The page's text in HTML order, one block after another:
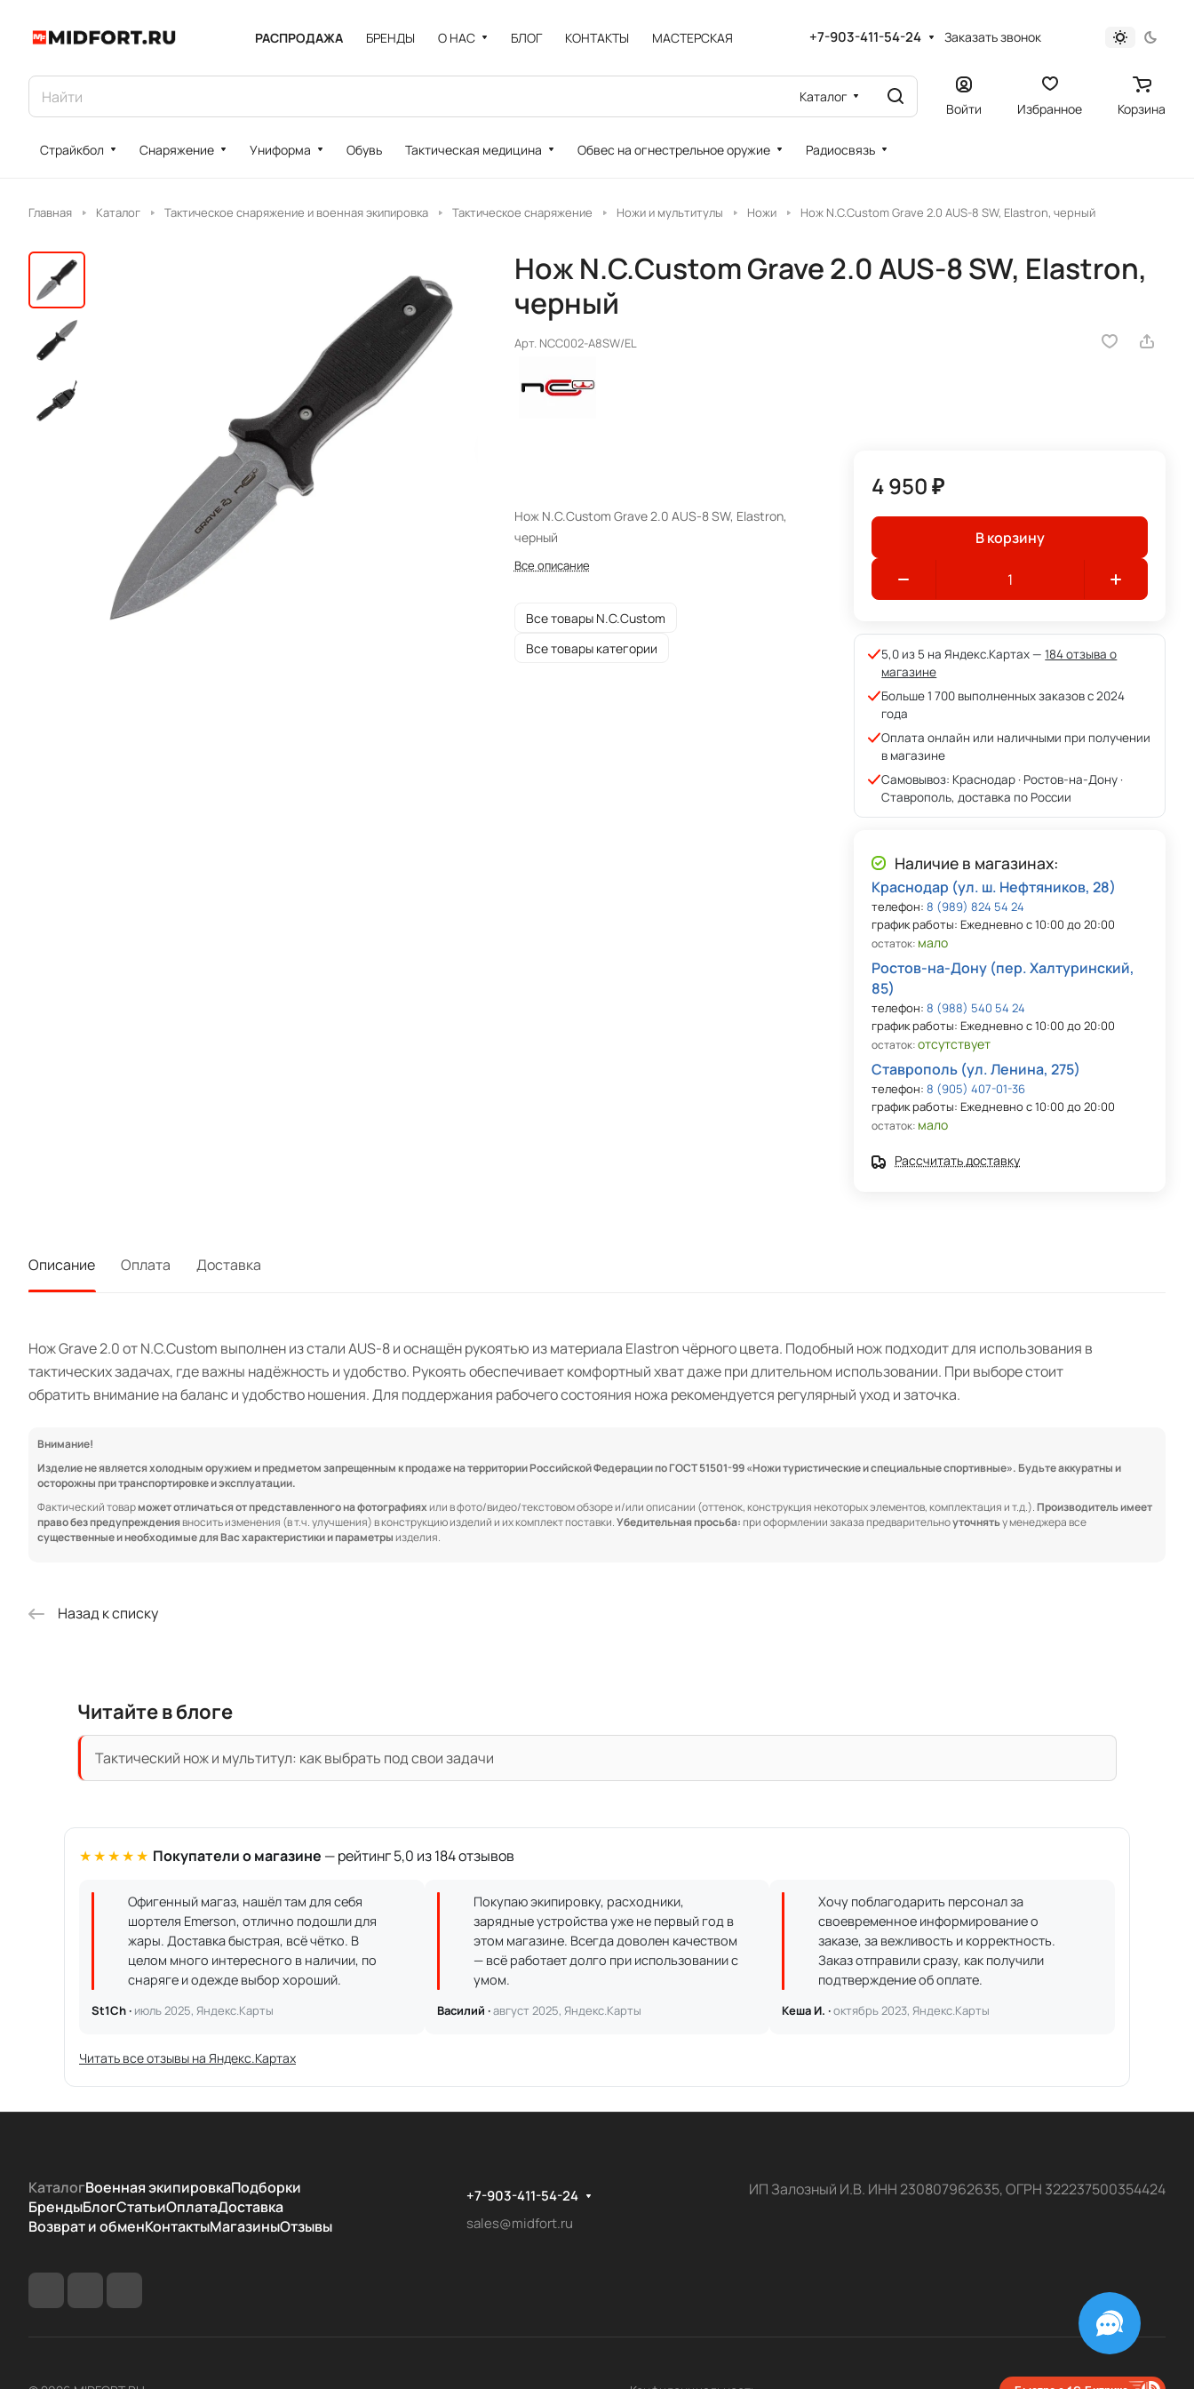
РАСПРОДАЖА БРЕНДЫ О НАС БЛОГ КОНТАКТЫ МАСТЕРСКАЯ +7-903-411-54-24 Заказать звонок
Каталог
Войти Избранное Корзина
Страйкбол Снаряжение Униформа Обувь Тактическая медицина Обвес на огнестрельное оружие Радиосвязь
Главная Каталог Тактическое снаряжение и военная экипировка Тактическое снаряжение Ножи и мультитулы Ножи Нож N.C.Custom Grave 2.0 AUS-8 SW, Elastron, черный
Нож N.C.Custom Grave 2.0 AUS-8 SW, Elastron,
черный
Арт. NCC002-A8SW/EL
Нож N.C.Custom Grave 2.0 AUS-8 SW, Elastron,
черный
Все описание
Все товары N.C.Custom
Все товары категории
4 950 ₽
В корзину
5,0 из 5 на Яндекс.Картах —184 отзыва о
магазине
Больше 1 700 выполненных заказов с 2024
года
Оплата онлайн или наличными при получении
в магазине
Самовывоз: Краснодар · Ростов-на-Дону ·
Ставрополь, доставка по России
Наличие в магазинах:
Краснодар (ул. ш. Нефтяников, 28)
телефон:8 (989) 824 54 24
график работы: Ежедневно с 10:00 до 20:00
остаток: мало
Ростов-на-Дону (пер. Халтуринский,
85)
телефон:8 (988) 540 54 24
график работы: Ежедневно с 10:00 до 20:00
остаток:отсутствует
Ставрополь (ул. Ленина, 275)
телефон:8 (905) 407-01-36
график работы: Ежедневно с 10:00 до 20:00
остаток: мало
Рассчитать доставку
Описание Оплата Доставка
Нож Grave 2.0 от N.C.Custom выполнен из стали AUS-8 и оснащён рукоятью из материала Elastron чёрного цвета. Подобный нож подходит для использования в
тактических задачах, где важны надёжность и удобство. Рукоять обеспечивает комфортный хват даже при длительном использовании. При выборе стоит
обратить внимание на баланс и удобство ношения. Для поддержания рабочего состояния ножа рекомендуется регулярный уход и заточка.
Внимание!
Изделие не является холодным оружием и предметом запрещенным к продаже на территории Российской Федерации по ГОСТ 51501-99 «Ножи туристические и специальные спортивные». Будьте аккуратны и
осторожны при транспортировке и эксплуатации.
Фактический товарможет отличаться от представленного на фотографияхили в фото/видео/текстовом обзоре и/или описании (оттенок, конструкция некоторых элементов, комплектация и т.д.). Производитель имеет
право без предупреждениявносить изменения (в т.ч. улучшения) в конструкцию изделий и их комплект поставки.Убедительная просьба:при оформлении заказа предварительноуточнятьу менеджера все
существенные и необходимые для Вас характеристики и параметрыизделия.
Назад к списку
Читайте в блоге
Тактический нож и мультитул: как выбрать под свои задачи
★★★★★ Покупатели о магазине — рейтинг 5,0 из 184 отзывов
Офигенный магаз, нашёл там для себя
шортеля Emerson, отлично подошли для
жары. Доставка быстрая, всё чётко. В
целом много интересного в наличии, по
снаряге и одежде выбор хороший.
St1Ch · июль 2025, Яндекс.Карты
Покупаю экипировку, расходники,
зарядные устройства уже не первый год в
этом магазине. Всегда доволен качеством
— всё работает долго при использовании с
умом.
Василий ·август 2025, Яндекс.Карты
Хочу поблагодарить персонал за
своевременное информирование о
заказе, за вежливость и корректность.
Заказ отправили сразу, как получили
подтверждение об оплате.
Кеша И. ·октябрь 2023, Яндекс.Карты
Читать все отзывы на Яндекс.Картах
КаталогВоенная экипировкаПодборки
БрендыБлогСтатьиОплатаДоставка
Возврат и обменКонтактыМагазиныОтзывы
+7-903-411-54-24
sales@midfort.ru
ИП Залозный И.В. ИНН 230807962635, ОГРН 322237500354424